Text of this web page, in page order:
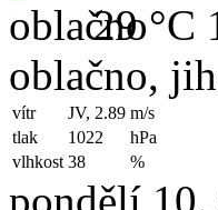
29 °C
oblačno,
vítr JV, 2.89 m/s
tlak
1022
hPa
vlhkost 38 %